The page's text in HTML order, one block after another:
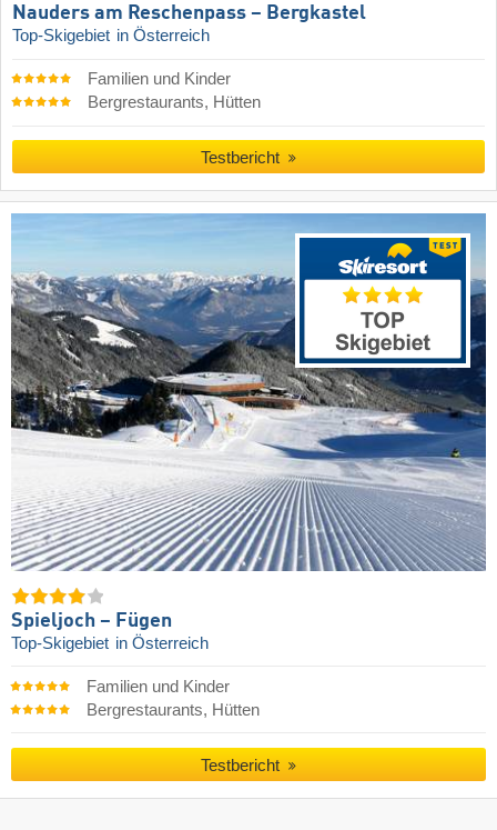
Nauders am Reschenpass – Bergkastel
Top-Skigebiet in Österreich
Familien und Kinder
Bergrestaurants, Hütten
Testbericht
Spieljoch – Fügen
Top-Skigebiet in Österreich
Familien und Kinder
Bergrestaurants, Hütten
Testbericht